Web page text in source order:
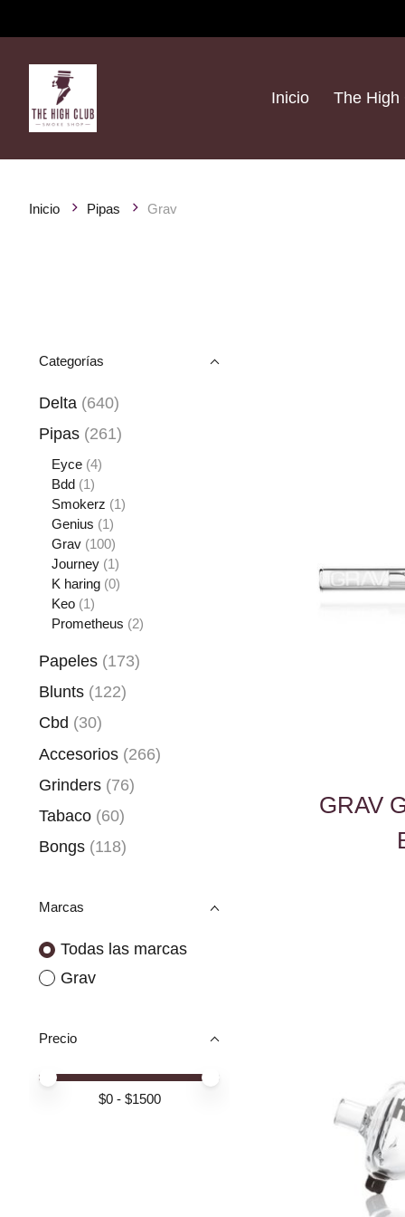
Inicio The High
Inicio Pipas Grav
Categorías
Delta (640)
Pipas (261)
Eyce (4)
Bdd (1)
Smokerz (1)
Genius (1)
Grav (100)
Journey (1)
K haring (0)
Keo (1)
Prometheus (2)
Papeles (173)
Blunts (122)
Cbd (30)
Accesorios (266)
Grinders (76)
Tabaco (60)
Bongs (118)
Marcas
Todas las marcas
Grav
Precio
Price minimum value
Price maximum value
$0- $1500
GRAV